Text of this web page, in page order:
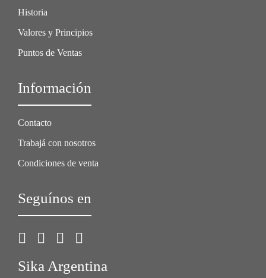
Historia
Valores y Principios
Puntos de Ventas
Información
Contacto
Trabajá con nosotros
Condiciones de venta
Seguínos en
Sika Argentina